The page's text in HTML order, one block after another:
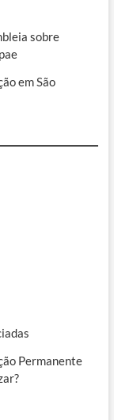
sobre
em São
Permanente